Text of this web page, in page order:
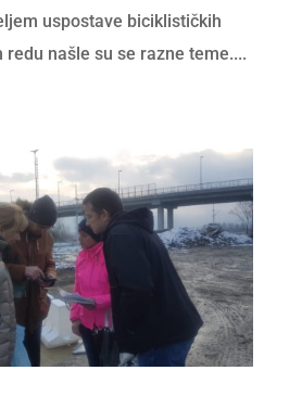
uspostave biciklističkih
redu našle su se razne teme....